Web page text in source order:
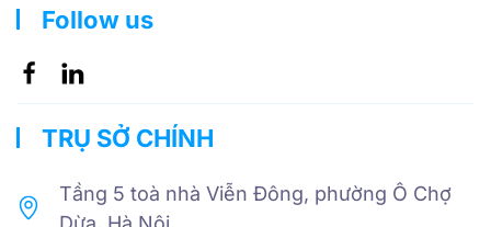
Follow us
TRỤ SỞ CHÍNH
Tầng 5 toà nhà Viễn Đông, phường Ô Chợ